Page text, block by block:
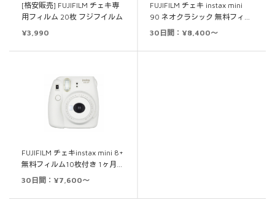
[格安販売] FUJIFILM チェキ専
用フィルム 20枚 フジフイルム
¥3,990
FUJIFILM チェキ instax mini
90 ネオクラシック 無料フィ…
30日間：¥8,400～
FUJIFILM チェキinstax mini 8+
無料フィルム10枚付き 1ヶ月…
30日間：¥7,600～